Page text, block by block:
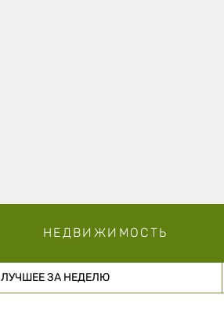
НЕДВИЖИМОСТЬ
ЛУЧШЕЕ ЗА НЕДЕЛЮ